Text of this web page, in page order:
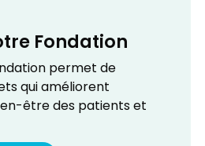
Fondation
permet de
qui améliorent
être des patients et